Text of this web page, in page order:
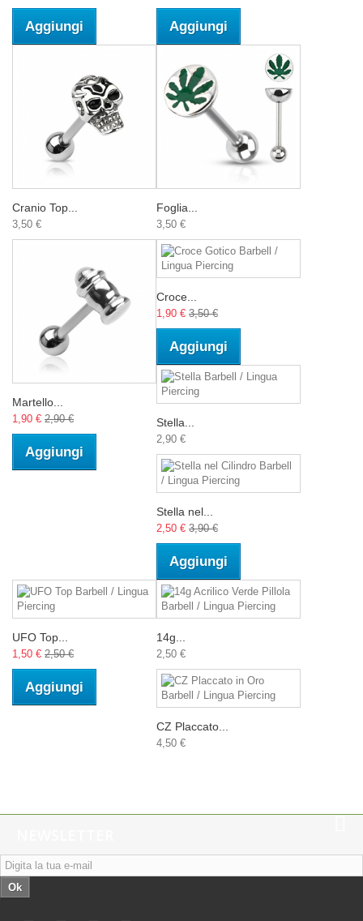
Aggiungi Aggiungi
Cranio Top...
3,50 €
Foglia...
3,50 €
Martello...
1,90 € 2,90 €
Aggiungi
Croce...
1,90 € 3,50 €
Aggiungi
Stella...
2,90 €
Stella nel...
2,50 € 3,90 €
Aggiungi
UFO Top...
1,50 € 2,50 €
Aggiungi
14g...
2,50 €
CZ Placcato...
4,50 €
Ok